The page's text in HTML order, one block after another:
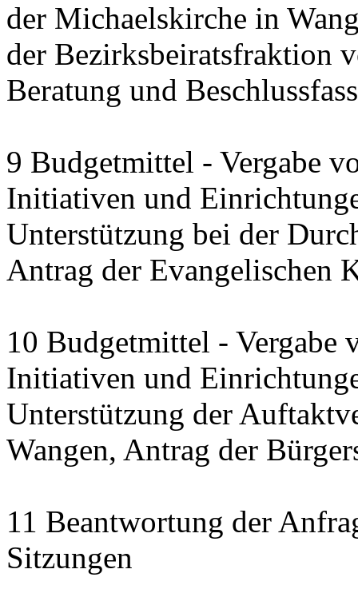
der Michaelskirche in
der Bezirksbeiratsfraktion
Beratung und
9 Budgetmittel - Vergabe
Initiativen und
Unterstützung bei der
Antrag der Evangelischen
10 Budgetmittel - Vergabe
Initiativen und
Unterstützung der
Wangen, Antrag der
11 Beantwortung der
Sitzungen